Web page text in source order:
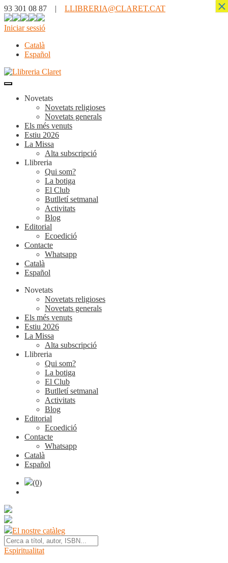
93 301 08 87 | LLIBRERIA@CLARET.CAT
Iniciar sessió
Català
Español
Novetats
Novetats religioses
Novetats generals
Els més venuts
Estiu 2026
La Missa
Alta subscripció
Llibreria
Qui som?
La botiga
El Club
Butlletí setmanal
Activitats
Blog
Editorial
Ecoedició
Contacte
Whatsapp
Català
Español
Novetats
Novetats religioses
Novetats generals
Els més venuts
Estiu 2026
La Missa
Alta subscripció
Llibreria
Qui som?
La botiga
El Club
Butlletí setmanal
Activitats
Blog
Editorial
Ecoedició
Contacte
Whatsapp
Català
Español
(0)
El nostre catàleg
Espiritualitat
×